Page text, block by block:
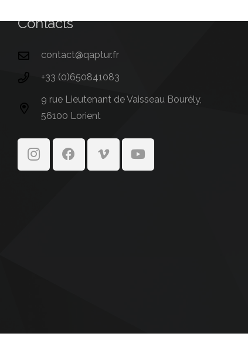
Contacts
contact@qaptur.fr
+33 (0)650841083
9 rue Lieutenant de Vaisseau Bourély,
56100 Lorient